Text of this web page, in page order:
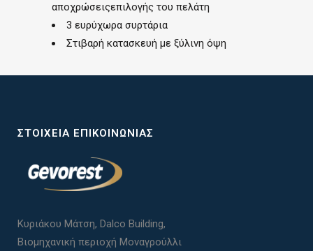
αποχρώσειςεπιλογής του πελάτη
3 ευρύχωρα συρτάρια
Στιβαρή κατασκευή με ξύλινη όψη
ΣΤΟΙΧΕΊΑ ΕΠΙΚΟΙΝΩΝΊΑΣ
Κυριάκου Μάτση, Dalco Building,
Βιομηχανική περιοχή Μοναγρούλλι